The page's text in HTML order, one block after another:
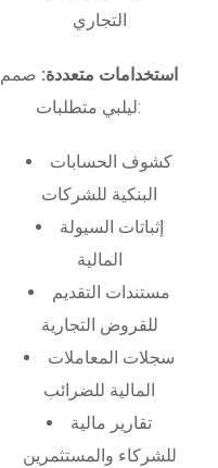
التجاري
استخدامات متعددة: صمم
ليلبي متطلبات:
كشوف الحسابات
البنكية للشركات
إثباتات السيولة
المالية
مستندات التقديم
للقروض التجارية
سجلات المعاملات
المالية للضرائب
تقارير مالية
للشركاء والمستثمرين